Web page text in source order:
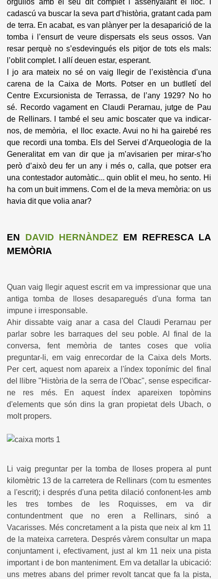
orgullós amb el seu dit complet i assenyalant el lloc. I
cadascú va buscar la seva part d’història, gratant cada pam
de terra. En acabat, es van plànyer per la desaparició de la
tomba i l’ensurt de veure dispersats els seus ossos. Van
resar perquè no s’esdevingués els pitjor de tots els mals:
l’oblit complet. I allí deuen estar, esperant.
I jo ara mateix no sé on vaig llegir de l’existència d’una
carena de la Caixa de Morts. Potser en un butlletí del
Centre Excursionista de Terrassa, de l’any 1929? No ho
sé. Recordo vagament en Claudi Perarnau, jutge de Pau
de Rellinars. I també el seu amic boscater que va indicar-
nos, de memòria, el lloc exacte. Avui no hi ha gairebé res
que recordi una tomba. Els del Servei d’Arqueologia de la
Generalitat em van dir que ja m’avisarien per mirar-s’ho
però d’això deu fer un any i més o, calla, que potser era
una contestador automàtic... quin oblit el meu, ho sento. Hi
ha com un buit immens. Com el de la meva memòria: on us
havia dit que volia anar?
EN DAVID HERNÀNDEZ EM REFRESCA LA
MEMÒRIA
Quan vaig llegir aquest escrit em va impressionar que una
antiga tomba de lloses desaparegués d'una forma tan
impune i irresponsable.
Ahir dissabte vaig anar a casa del Claudi Perarnau per
parlar sobre les barraques del seu poble. Al final de la
conversa, fent memòria de tantes coses que volia
preguntar-li, em vaig enrecordar de la Caixa dels Morts.
Per cert, aquest nom apareix a l'índex toponímic del final
del llibre "Història de la serra de l'Obac", sense especificar-
ne res més. En aquest índex apareixen topòmins
d'elements que són dins la gran propietat dels Ubach, o
molt propers.
Li vaig preguntar per la tomba de lloses propera al punt
kilomètric 13 de la carretera de Rellinars (com tu esmentes
a l'escrit); i després d'una petita dilació confonent-les amb
les tres tombes de les Roquisses, em va dir
contundentment que no eren a Rellinars, sinó a
Vacarisses. Més concretament a la pista que neix al km 11
de la mateixa carretera. Després vàrem consultar un mapa
conjuntament i, efectivament, just al km 11 neix una pista
important i de bon manteniment. Em va detallar la ubicació:
uns metres abans del primer revolt tancat que fa la pista,